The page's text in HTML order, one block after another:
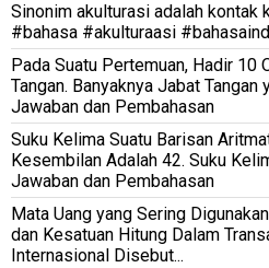
Sinonim akulturasi adalah kontak
#bahasa #akulturaasi
Pada Suatu Pertemuan, Hadir 10
Tangan. Banyaknya Jabat Tangan
Jawaban dan Pembahasan
Suku Kelima Suatu Barisan
Kesembilan Adalah 42. Suku
Jawaban dan Pembahasan
Mata Uang yang Sering
dan Kesatuan Hitung Dalam
Internasional Disebut...